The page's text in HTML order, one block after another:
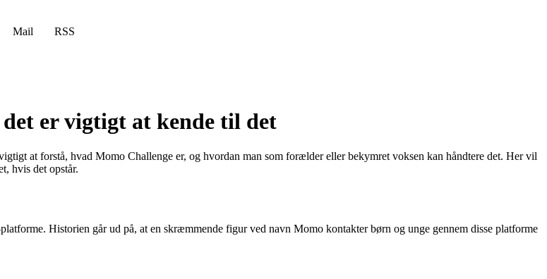
Mail RSS
er vigtigt at kende til det
at forstå, hvad Momo Challenge er, og hvordan man som forælder eller bekymret voksen kan håndtere det. Her vil
hvis det opstår.
Historien går ud på, at en skræmmende figur ved navn Momo kontakter børn og unge gennem disse platforme